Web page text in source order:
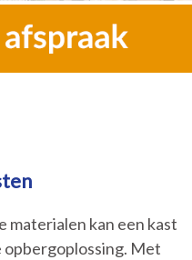
materialen kan een kast
Met